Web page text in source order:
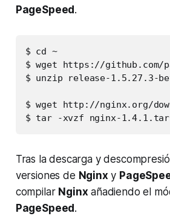
PageSpeed.
$ cd ~
$ wget https://github.com/
$ unzip release-1.5.27.3-
$ wget http://nginx.org/
$ tar -xvzf nginx-
Tras la descarga y
versiones de Nginx y
compilar Nginx añadiendo el
PageSpeed.